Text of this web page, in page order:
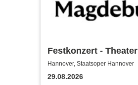
Festkonzert - Theater
Magdeburg
Hannover, Staatsoper Hannover
29.08.2026